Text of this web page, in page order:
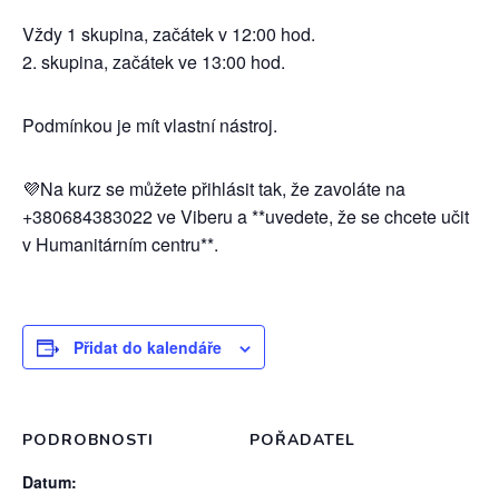
Vždy 1 skupina, začátek v 12:00 hod.
2. skupina, začátek ve 13:00 hod.
Podmínkou je mít vlastní nástroj.
💜Na kurz se můžete přihlásit tak, že zavoláte na
+380684383022 ve Viberu a **uvedete, že se chcete učit
v Humanitárním centru**.
Přidat do kalendáře
PODROBNOSTI
Datum:
POŘADATEL